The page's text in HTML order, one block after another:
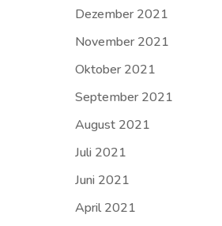
Dezember 2021
November 2021
Oktober 2021
September 2021
August 2021
Juli 2021
Juni 2021
April 2021